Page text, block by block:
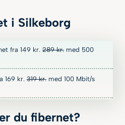
i Silkeborg
fra 149 kr. 289kr. med 500
169 kr. 319kr. med 100 Mbit/s
du fibernet?